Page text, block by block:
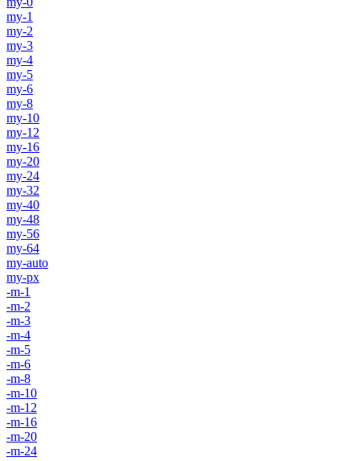
my-1
my-2
my-3
my-4
my-5
my-6
my-8
my-10
my-12
my-16
my-20
my-24
my-32
my-40
my-48
my-56
my-64
my-auto
my-px
-m-1
-m-2
-m-3
-m-4
-m-5
-m-6
-m-8
-m-10
-m-12
-m-16
-m-20
-m-24